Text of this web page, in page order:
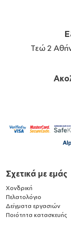
Τεώ 2
Σχετικά με εμάς
Χονδρική
Πελατολόγιο
Δείγματα εργασιών
Ποιότητα κατασκευής